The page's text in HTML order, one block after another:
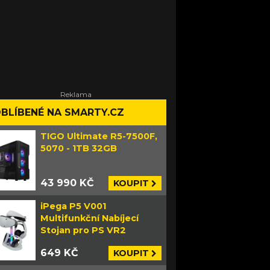
NA SMARTY.CZ
TIGO Ultimate R5-7500F,
5070 - 1TB 32GB
43 990 KČ KOUPIT
iPega P5 V001
Multifunkční Nabíjecí
Stojan pro PS VR2
649 KČ KOUPIT